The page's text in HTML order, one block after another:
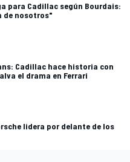
para Cadillac según Bourdais:
de nosotros"
Cadillac hace historia con
el drama en Ferrari
lidera por delante de los